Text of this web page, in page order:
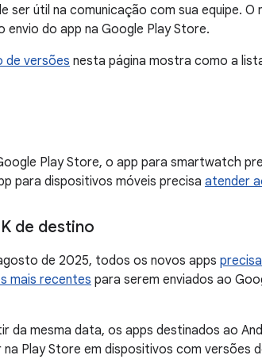
ser útil na comunicação com sua equipe.
envio do app na Google Play Store.
de versões nesta página mostra como a
Play Store, o app para smartwatch
para dispositivos móveis precisa atender
de destino
de 2025, todos os novos apps
mais recentes para serem enviados ao
da mesma data, os apps destinados ao
Play Store em dispositivos com versões